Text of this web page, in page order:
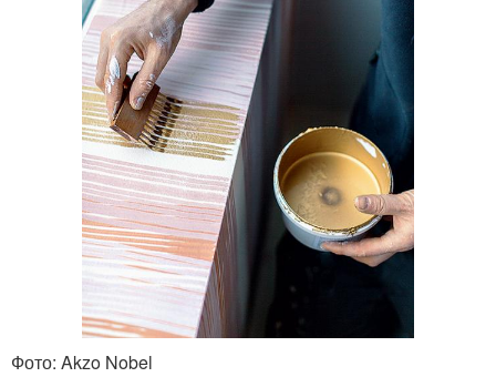
Фото: Akzo Nobel